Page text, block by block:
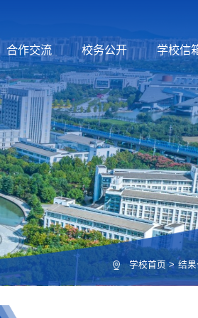
合作交流 校务公开 学校信
学校首页 > 结果